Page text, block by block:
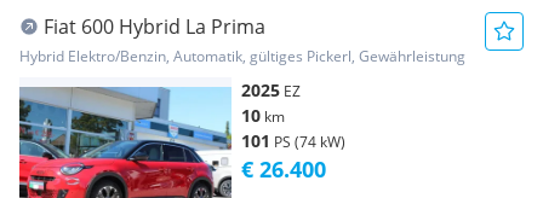
Fiat 600 Hybrid La Prima
Hybrid Elektro/Benzin, Automatik, gültiges Pickerl, Gewährleistung
2025 EZ
10 km
101 PS (74 kW)
€ 26.400